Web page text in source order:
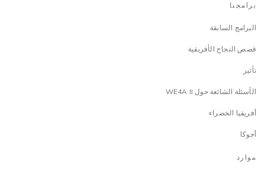
برامجنا
البرامج السابقة
قصص النجاح الأفريقية
تأثير
الأسئلة الشائعة حول WE4A II
أفريقيا الخضراء
أجوكا
موارد